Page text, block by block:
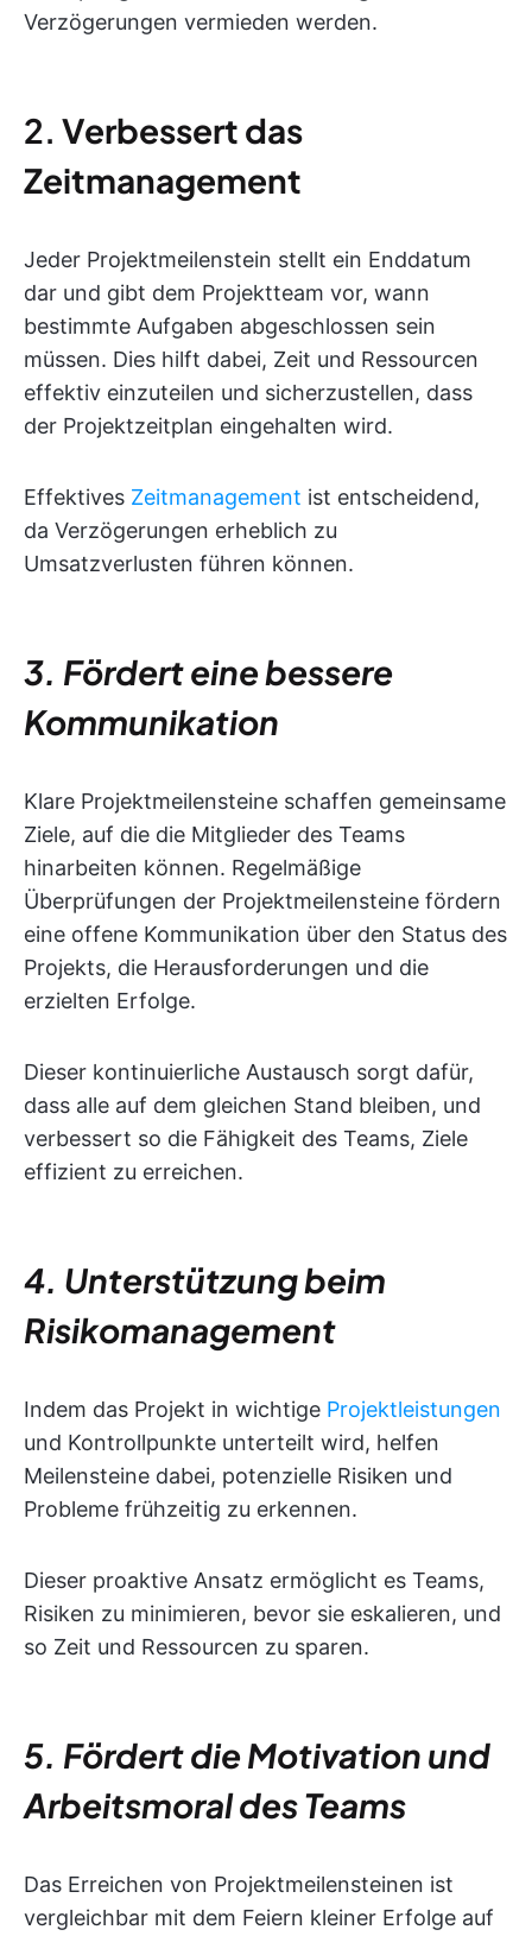
Verzögerungen vermieden werden.
2. Verbessert das
Zeitmanagement
Jeder Projektmeilenstein stellt ein Enddatum
dar und gibt dem Projektteam vor, wann
bestimmte Aufgaben abgeschlossen sein
müssen. Dies hilft dabei, Zeit und Ressourcen
effektiv einzuteilen und sicherzustellen, dass
der Projektzeitplan eingehalten wird.
Effektives Zeitmanagement ist entscheidend,
da Verzögerungen erheblich zu
Umsatzverlusten führen können.
3. Fördert eine bessere
Kommunikation
Klare Projektmeilensteine schaffen gemeinsame
Ziele, auf die die Mitglieder des Teams
hinarbeiten können. Regelmäßige
Überprüfungen der Projektmeilensteine fördern
eine offene Kommunikation über den Status des
Projekts, die Herausforderungen und die
erzielten Erfolge.
Dieser kontinuierliche Austausch sorgt dafür,
dass alle auf dem gleichen Stand bleiben, und
verbessert so die Fähigkeit des Teams, Ziele
effizient zu erreichen.
4. Unterstützung beim
Risikomanagement
Indem das Projekt in wichtige Projektleistungen
und Kontrollpunkte unterteilt wird, helfen
Meilensteine dabei, potenzielle Risiken und
Probleme frühzeitig zu erkennen.
Dieser proaktive Ansatz ermöglicht es Teams,
Risiken zu minimieren, bevor sie eskalieren, und
so Zeit und Ressourcen zu sparen.
5. Fördert die Motivation und
Arbeitsmoral des Teams
Das Erreichen von Projektmeilensteinen ist
vergleichbar mit dem Feiern kleiner Erfolge auf